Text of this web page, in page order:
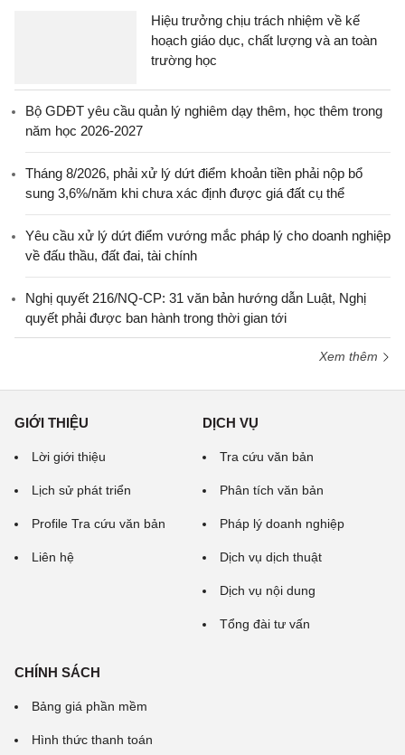
Hiệu trưởng chịu trách nhiệm về kế
hoạch giáo dục, chất lượng và an toàn
trường học
Bộ GDĐT yêu cầu quản lý nghiêm dạy thêm, học thêm trong
năm học 2026-2027
Tháng 8/2026, phải xử lý dứt điểm khoản tiền phải nộp bổ
sung 3,6%/năm khi chưa xác định được giá đất cụ thể
Yêu cầu xử lý dứt điểm vướng mắc pháp lý cho doanh nghiệp
về đấu thầu, đất đai, tài chính
Nghị quyết 216/NQ-CP: 31 văn bản hướng dẫn Luật, Nghị
quyết phải được ban hành trong thời gian tới
Xem thêm
GIỚI THIỆU
Lời giới thiệu
Lịch sử phát triển
Profile Tra cứu văn bản
Liên hệ
DỊCH VỤ
Tra cứu văn bản
Phân tích văn bản
Pháp lý doanh nghiệp
Dịch vụ dịch thuật
Dịch vụ nội dung
Tổng đài tư vấn
CHÍNH SÁCH
Bảng giá phần mềm
Hình thức thanh toán